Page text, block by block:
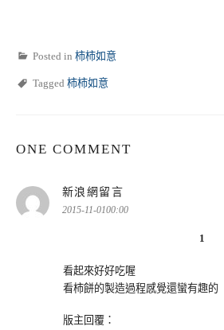
Posted in 柿柿如意
Tagged 柿柿如意
ONE COMMENT
新浪網留言
示:
2015-11-0100:00
1
看起來好好吃喔
看柿餅的製造過程感覺還蠻有趣的
版主回覆：